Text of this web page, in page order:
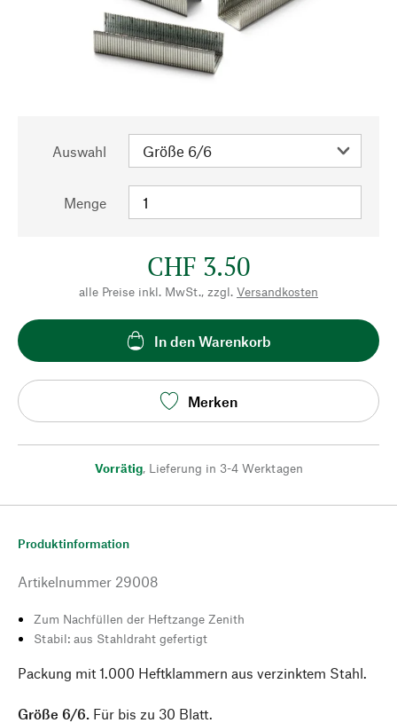
Auswahl
Menge
CHF 3.50
alle Preise inkl. MwSt., zzgl. Versandkosten
In den Warenkorb
Merken
Vorrätig, Lieferung in 3-4 Werktagen
Produktinformation
Artikelnummer 29008
Zum Nachfüllen der Heftzange Zenith
Stabil: aus Stahldraht gefertigt
Packung mit 1.000 Heftklammern aus verzinktem Stahl.
Größe 6/6. Für bis zu 30 Blatt.